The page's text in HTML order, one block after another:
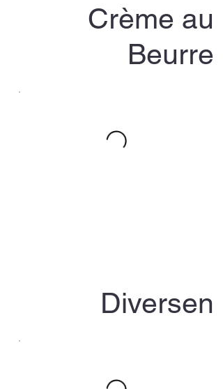
Crème au
Beurre
Diversen